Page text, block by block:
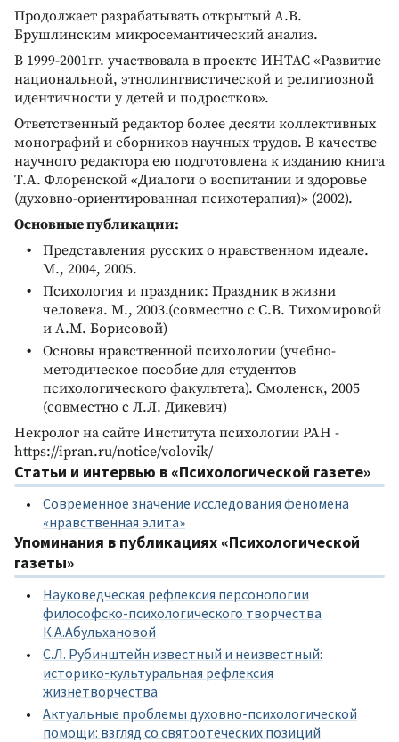
Продолжает разрабатывать открытый А.В.
Брушлинским микросемантический анализ.
В 1999-2001гг. участвовала в проекте ИНТАС «Развитие
национальной, этнолингвистической и религиозной
идентичности у детей и подростков».
Ответственный редактор более десяти коллективных
монографий и сборников научных трудов. В качестве
научного редактора ею подготовлена к изданию книга
Т.А. Флоренской «Диалоги о воспитании и здоровье
(духовно-ориентированная психотерапия)» (2002).
Основные публикации:
Представления русских о нравственном идеале.
М., 2004, 2005.
Психология и праздник: Праздник в жизни
человека. М., 2003.(совместно с С.В. Тихомировой
и А.М. Борисовой)
Основы нравственной психологии (учебно-
методическое пособие для студентов
психологического факультета). Смоленск, 2005
(совместно с Л.Л. Дикевич)
Некролог на сайте Института психологии РАН -
https://ipran.ru/notice/volovik/
Статьи и интервью в «Психологической газете»
Современное значение исследования феномена
«нравственная элита»
Упоминания в публикациях «Психологической
газеты»
Науковедческая рефлексия персонологии
философско-психологического творчества
К.А.Абульхановой
C.Л. Рубинштейн известный и неизвестный:
историко-культуральная рефлексия
жизнетворчества
Актуальные проблемы духовно-психологической
помощи: взгляд со святоотеческих позиций